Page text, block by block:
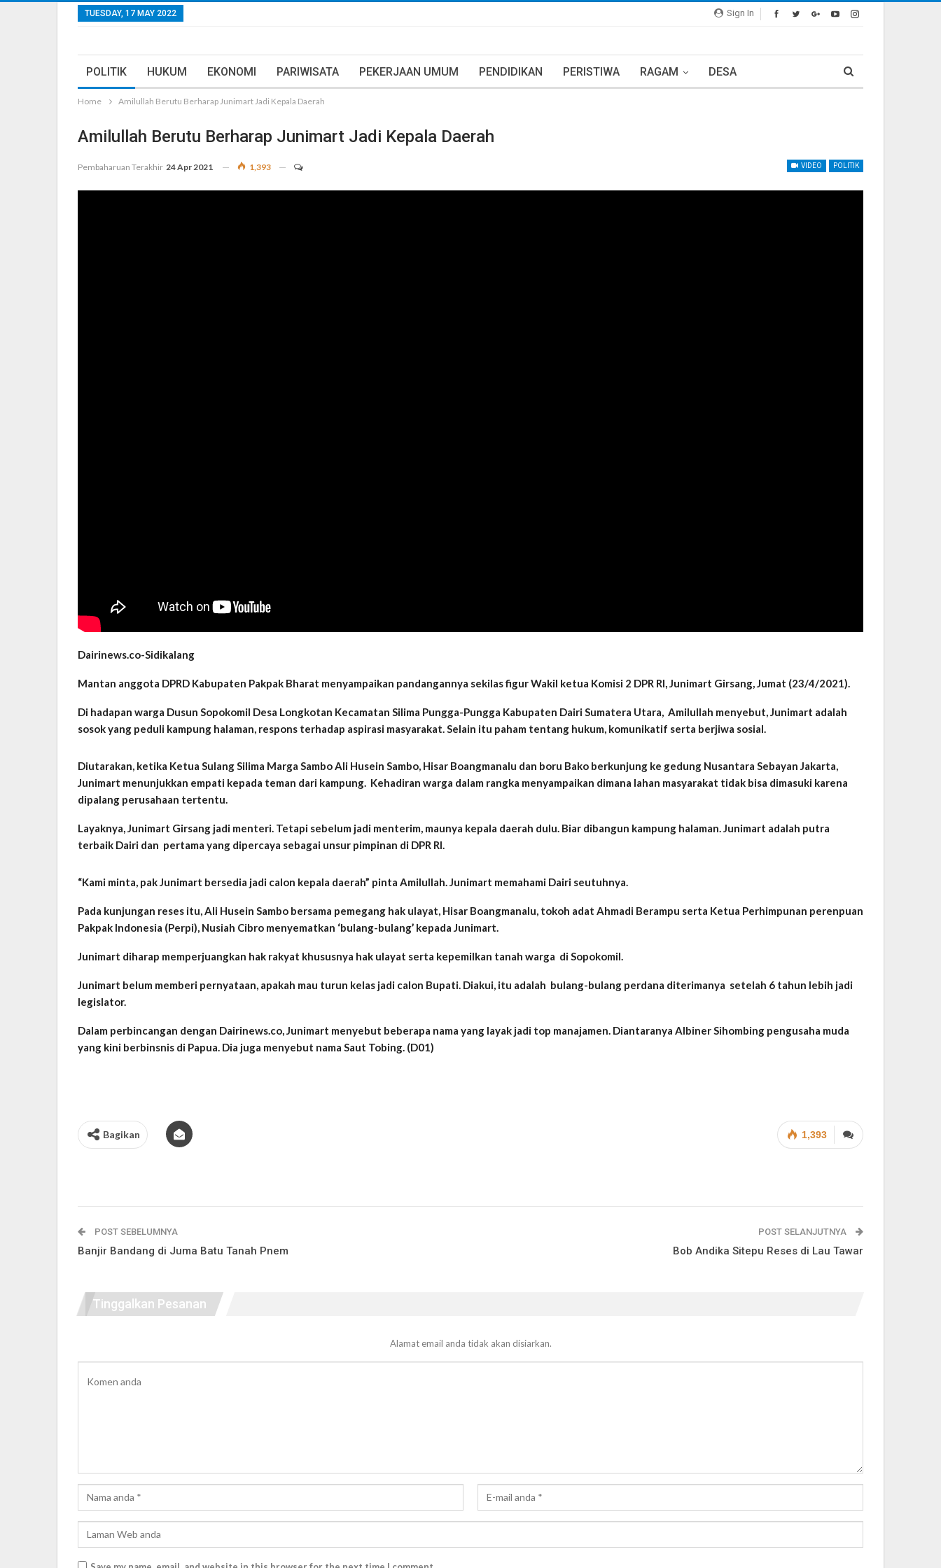
Sign In
TUESDAY, 17 MAY 2022
POLITIK HUKUM EKONOMI PARIWISATA PEKERJAAN UMUM PENDIDIKAN PERISTIWA RAGAM DESA
Home Amilullah Berutu Berharap Junimart Jadi Kepala Daerah
Amilullah Berutu Berharap Junimart Jadi Kepala Daerah
VIDEO POLITIK
Pembaharuan Terakhir 24 Apr 2021 1,393
Dairinews.co-Sidikalang
Mantan anggota DPRD Kabupaten Pakpak Bharat menyampaikan pandangannya sekilas figur Wakil ketua Komisi 2 DPR RI, Junimart Girsang, Jumat (23/4/2021).
Di hadapan warga Dusun Sopokomil Desa Longkotan Kecamatan Silima Pungga-Pungga Kabupaten Dairi Sumatera Utara, Amilullah menyebut, Junimart adalah
sosok yang peduli kampung halaman, respons terhadap aspirasi masyarakat. Selain itu paham tentang hukum, komunikatif serta berjiwa sosial.
Diutarakan, ketika Ketua Sulang Silima Marga Sambo Ali Husein Sambo, Hisar Boangmanalu dan boru Bako berkunjung ke gedung Nusantara Sebayan Jakarta,
Junimart menunjukkan empati kepada teman dari kampung. Kehadiran warga dalam rangka menyampaikan dimana lahan masyarakat tidak bisa dimasuki karena
dipalang perusahaan tertentu.
Layaknya, Junimart Girsang jadi menteri. Tetapi sebelum jadi menterim, maunya kepala daerah dulu. Biar dibangun kampung halaman. Junimart adalah putra
terbaik Dairi dan pertama yang dipercaya sebagai unsur pimpinan di DPR RI.
“Kami minta, pak Junimart bersedia jadi calon kepala daerah” pinta Amilullah. Junimart memahami Dairi seutuhnya.
Pada kunjungan reses itu, Ali Husein Sambo bersama pemegang hak ulayat, Hisar Boangmanalu, tokoh adat Ahmadi Berampu serta Ketua Perhimpunan perenpuan
Pakpak Indonesia (Perpi), Nusiah Cibro menyematkan ‘bulang-bulang’ kepada Junimart.
Junimart diharap memperjuangkan hak rakyat khususnya hak ulayat serta kepemilkan tanah warga di Sopokomil.
Junimart belum memberi pernyataan, apakah mau turun kelas jadi calon Bupati. Diakui, itu adalah bulang-bulang perdana diterimanya setelah 6 tahun lebih jadi
legislator.
Dalam perbincangan dengan Dairinews.co, Junimart menyebut beberapa nama yang layak jadi top manajamen. Diantaranya Albiner Sihombing pengusaha muda
yang kini berbinsnis di Papua. Dia juga menyebut nama Saut Tobing. (D01)
1,393
Bagikan
POST SEBELUMNYA
Banjir Bandang di Juma Batu Tanah Pnem
POST SELANJUTNYA
Bob Andika Sitepu Reses di Lau Tawar
Tinggalkan Pesanan
Alamat email anda tidak akan disiarkan.